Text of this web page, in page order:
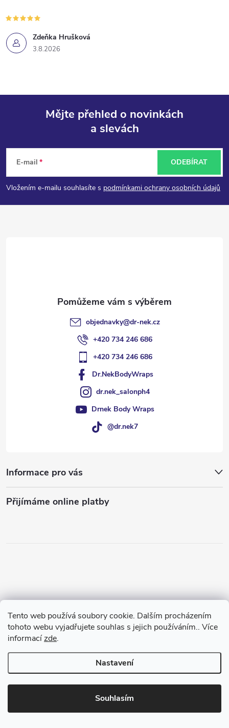
Tento web používá soubory cookie. Dalším procházením
tohoto webu vyjadřujete souhlas s jejich používáním.. Více
informacízde.
Nastavení
Souhlasím
Zdeňka Hrušková
3.8.2026
p
a
Mějte přehled o novinkách
a slevách
E-mail
Vložením e-mailu souhlasíte s podmínkami ochrany osobních údajů
ODEBÍRAT
objednavky@dr-nek.cz
+420 734 246 686
+420 734 246 686
Dr.NekBodyWraps
dr.nek_salonph4
Drnek Body Wraps
@dr.nek7
Informace pro vás
Přijímáme online platby
Vytvořil Shoptet
Splátková kalkulačka